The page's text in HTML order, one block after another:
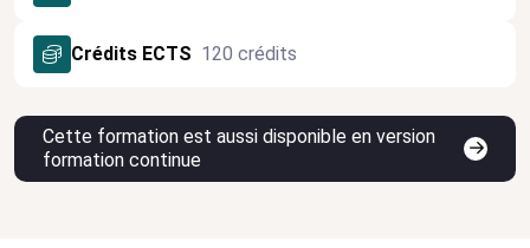
Crédits ECTS 120 crédits
Cette formation est aussi disponible en version
formation continue